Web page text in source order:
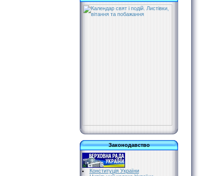
Законодавство
Конституція України